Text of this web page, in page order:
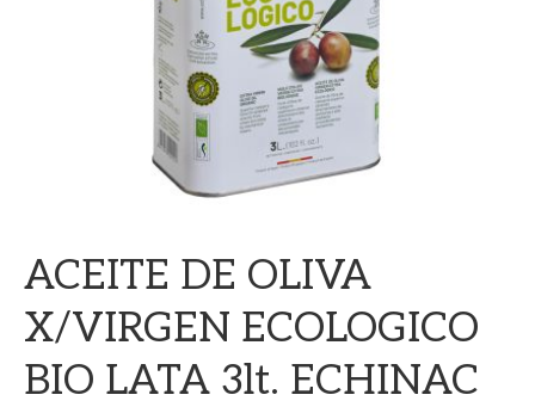
ACEITE DE OLIVA
X/VIRGEN ECOLOGICO
BIO LATA 3lt. ECHINAC